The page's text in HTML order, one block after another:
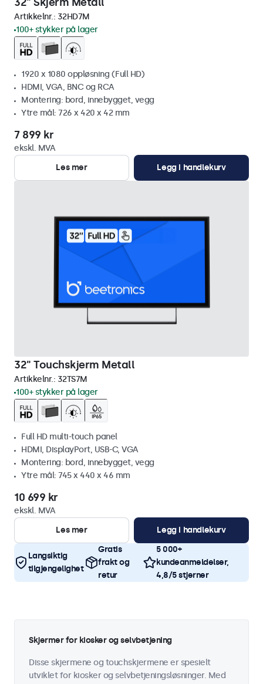
Artikkelnr.: 32HD7M
100+ stykker på lager
1920 x 1080 oppløsning (Full HD)
HDMI, VGA, BNC og RCA
Montering: bord, innebygget, vegg
Ytre mål: 726 x 420 x 42 mm
7 899 kr
ekskl. MVA
Les mer
Legg i handlekurv
32" Touchskjerm Metall
Artikkelnr.: 32TS7M
100+ stykker på lager
Full HD multi-touch panel
HDMI, DisplayPort, USB-C, VGA
Montering: bord, innebygget, vegg
Ytre mål: 745 x 440 x 46 mm
10 699 kr
ekskl. MVA
Les mer
Legg i handlekurv
Langsiktig
tilgjengelighet
Gratis
frakt og
retur
5 000+
kundeanmeldelser,
4,8/5 stjerner
Skjermer for kiosker og selvbetjening
Disse skjermene og touchskjermene er spesielt
utviklet for kiosker og selvbetjeningsløsninger. Med